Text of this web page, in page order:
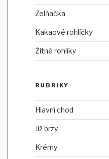
Zelňačka
Kakaové rohlíčky
Žitné rohlíky
RUBRIKY
Hlavní chod
Již brzy
Krémy